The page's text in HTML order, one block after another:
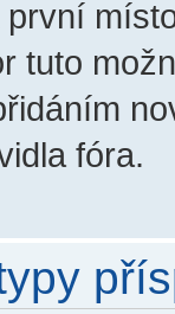
tuto
fóra.